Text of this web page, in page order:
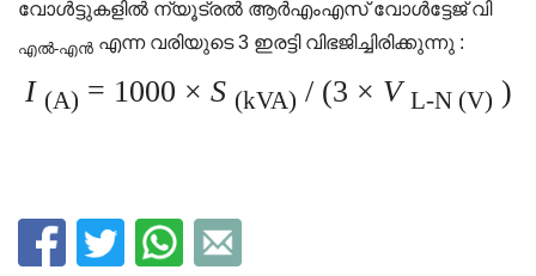
വോൾട്ടുകളിൽ ന്യൂട്രൽ ആർ‌എം‌എസ് വോൾട്ടേജ് വി
എൽ-എൻ എന്ന വരിയുടെ 3 ഇരട്ടി വിഭജിച്ചിരിക്കുന്നു :
I (A) = 1000 × S (kVA) / (3 × VL-N (V) )